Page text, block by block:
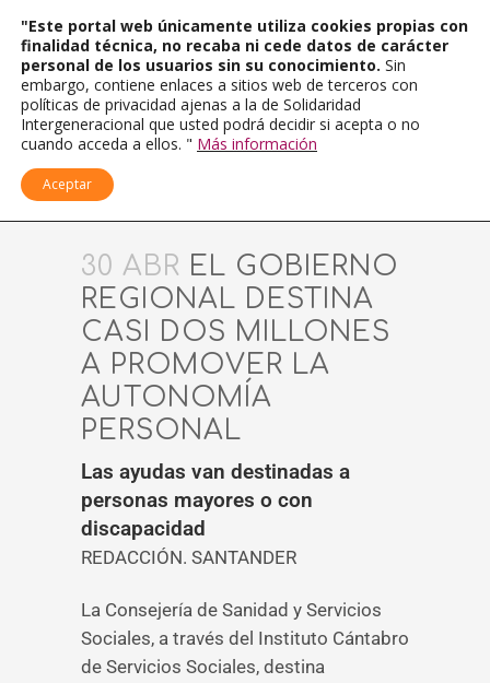
30 ABR EL GOBIERNO
REGIONAL DESTINA
CASI DOS MILLONES
A PROMOVER LA
AUTONOMÍA
PERSONAL
Las ayudas van destinadas a
personas mayores o con
discapacidad
REDACCIÓN. SANTANDER
La Consejería de Sanidad y Servicios
Sociales, a través del Instituto Cántabro
de Servicios Sociales, destina
"Este portal web únicamente utiliza cookies propias con
finalidad técnica, no recaba ni cede datos de carácter
personal de los usuarios sin su conocimiento. Sin
embargo, contiene enlaces a sitios web de terceros con
políticas de privacidad ajenas a la de Solidaridad
Intergeneracional que usted podrá decidir si acepta o no
cuando acceda a ellos. " Más información
Aceptar